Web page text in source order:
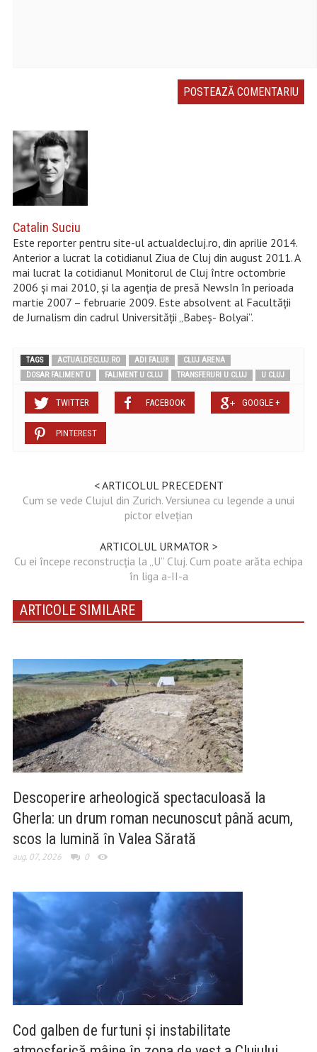
Catalin Suciu
Este reporter pentru site-ul actualdecluj.ro, din aprilie 2014.
Anterior a lucrat la cotidianul Ziua de Cluj din august 2011. A
mai lucrat la cotidianul Monitorul de Cluj între octombrie
2006 și mai 2010, şi la agenţia de presă NewsIn în perioada
martie 2007 – februarie 2009. Este absolvent al Facultății
de Jurnalism din cadrul Universităţii „Babeș- Bolyai”.
TAGS ACTUALDECLUJ.RO ADI FALUB
CLUJ ARENA
DOSAR FALIMENT U
FALIMENT U CLUJ TRANSFERURI U CLUJ U CLUJ
TWITTER FACEBOOK GOOGLE +
PINTEREST
< ARTICOLUL PRECEDENT
Cum se vede Clujul din Zurich. Versiunea cu legende a unui
pictor elvețian
ARTICOLUL URMATOR >
Cu ei începe reconstrucția la „U” Cluj. Cum poate arăta echipa
în liga a-II-a
ARTICOLE SIMILARE
Descoperire arheologică spectaculoasă la
Gherla: un drum roman necunoscut până acum,
scos la lumină în Valea Sărată
aug. 07, 2026 0
Cod galben de furtuni și instabilitate